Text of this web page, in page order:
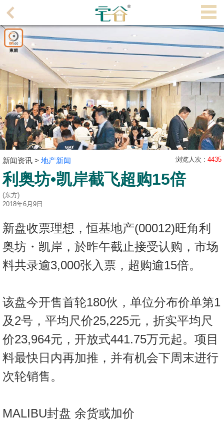
理
主
页
搵
成
交
业
放
盘
宅
按
揭
地
博
客
地
产
新
闻
公
新闻资讯 > 地产新闻 浏览人次 : 4435
利奥坊•凯岸截飞超购15倍
(东方)
2018年6月9日
新盘收票理想，恒基地产(00012)旺角利
奥坊・凯岸，於昨午截止接受认购，市场
料共录逾3,000张入票，超购逾15倍。
该盘今开售首轮180伙，单位分布价单第1
及2号，平均尺价25,225元，折实平均尺
价23,964元，开放式441.75万元起。项目
料最快日内再加推，并有机会下周末进行
次轮销售。
MALIBU封盘 余货或加价